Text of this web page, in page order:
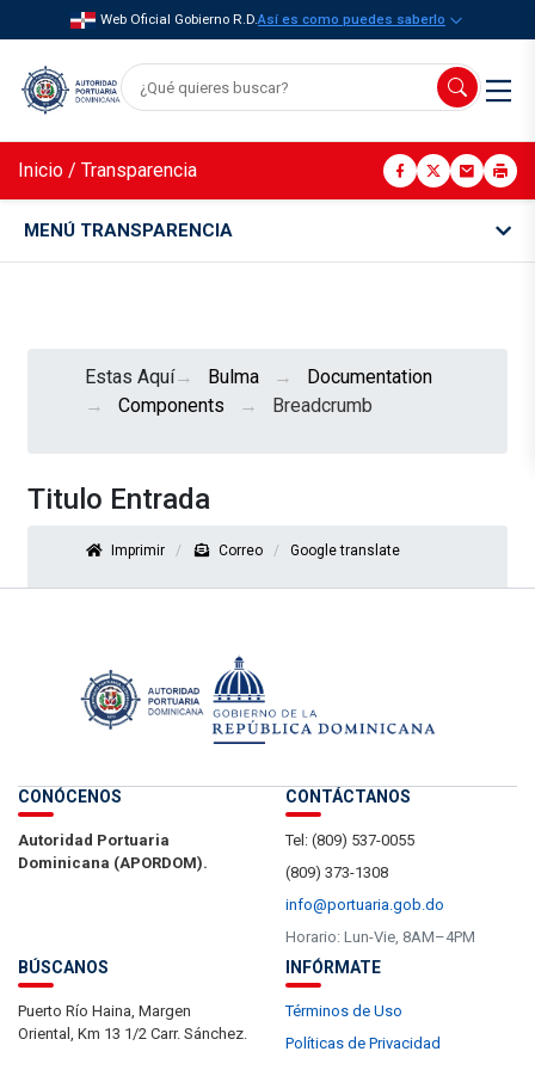
Web Oficial Gobierno R.D.Así es como puedes saberlo
Inicio / Transparencia
MENÚ TRANSPARENCIA
Estas Aquí Bulma
Documentation
Components
Breadcrumb
Titulo Entrada
Imprimir Correo Google translate
CONÓCENOS
Autoridad Portuaria
Dominicana (APORDOM).
CONTÁCTANOS
Tel: (809) 537-0055
(809) 373-1308
info@portuaria.gob.do
Horario: Lun-Vie, 8AM–4PM
BÚSCANOS
Puerto Río Haina, Margen
Oriental, Km 13 1/2 Carr. Sánchez.
INFÓRMATE
Términos de Uso
Políticas de Privacidad